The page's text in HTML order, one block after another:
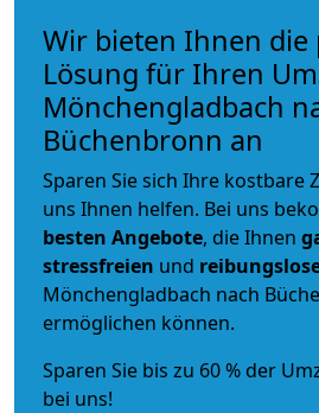
Wir bieten Ihnen die
Lösung für Ihren
Mönchengladbach
Büchenbronn an
Sparen Sie sich Ihre kostbare
uns Ihnen helfen. Bei uns
besten Angebote, die Ihnen
stressfreien und
Mönchengladbach nach
ermöglichen können.
Sparen Sie bis zu 60 % der
bei uns!